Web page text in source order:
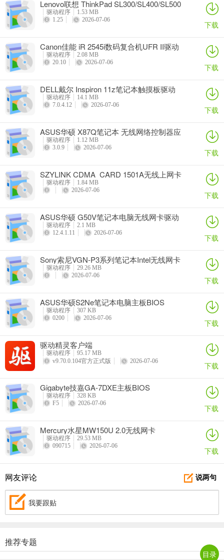
Lenovo联想 ThinkPad SL300/SL400/SL500
笔记本BIOS
驱动程序
1.53 MB
1.25
2026-07-06 下载
Canon佳能 iR 2545i数码复合机UFR II驱动
驱动程序
2.08 MB
20.10
2026-07-06 下载
DELL戴尔 Inspiron 11z笔记本触摸板驱动
驱动程序
14.1 MB
7.0.4.12
2026-07-06 下载
ASUS华硕 X87Q笔记本 无线网络控制器应
用程序
驱动程序
1.12 MB
3.0.9
2026-07-06 下载
SZYLINK CDMA_CARD 1501A无线上网卡
驱动程序
1.84 MB
2026-07-06
下载
ASUS华硕 G50V笔记本电脑无线网卡驱动
驱动程序
2.1 MB
12.4.1.11
2026-07-06 下载
Sony索尼VGN-P3系列笔记本Intel无线网卡
驱动
驱动程序
29.26 MB
2026-07-06
下载
ASUS华硕S2Ne笔记本电脑主板BIOS
驱动程序
307 KB
0200
2026-07-06 下载
驱动精灵客户端
驱动程序
95.17 MB
v9.70.0.104官方正式版
2026-07-06 下载
Gigabyte技嘉GA-7DXE主板BIOS
驱动程序
328 KB
F5
2026-07-06 下载
Mercury水星MW150U 2.0无线网卡
驱动程序
29.53 MB
090715
2026-07-06 下载
说两句
网友评论
我要跟贴
推荐专题
目录